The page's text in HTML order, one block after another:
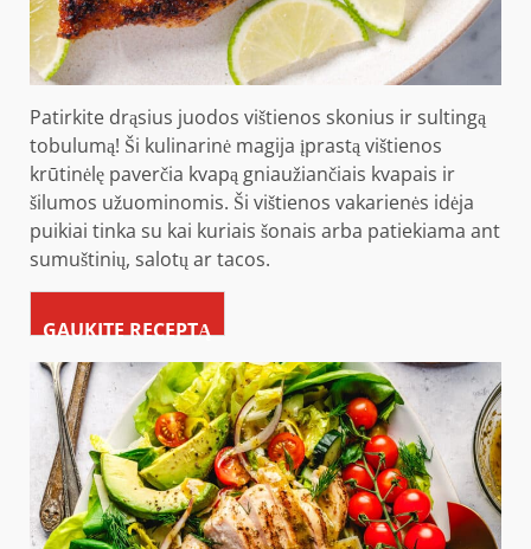
Patirkite drąsius juodos vištienos skonius ir sultingą
tobulumą! Ši kulinarinė magija įprastą vištienos
krūtinėlę paverčia kvapą gniaužiančiais kvapais ir
šilumos užuominomis. Ši vištienos vakarienės idėja
puikiai tinka su kai kuriais šonais arba patiekiama ant
sumuštinių, salotų ar tacos.
GAUKITE RECEPTĄ